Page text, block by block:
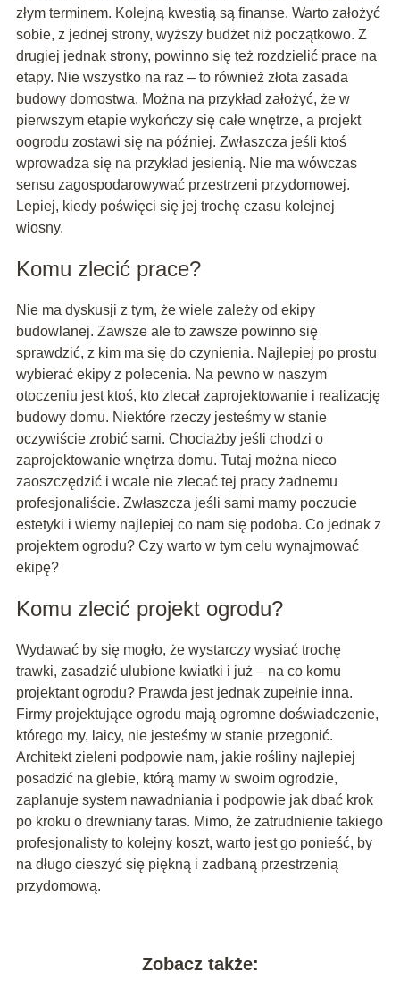
złym terminem. Kolejną kwestią są finanse. Warto założyć
sobie, z jednej strony, wyższy budżet niż początkowo. Z
drugiej jednak strony, powinno się też rozdzielić prace na
etapy. Nie wszystko na raz – to również złota zasada
budowy domostwa. Można na przykład założyć, że w
pierwszym etapie wykończy się całe wnętrze, a projekt
oogrodu zostawi się na później. Zwłaszcza jeśli ktoś
wprowadza się na przykład jesienią. Nie ma wówczas
sensu zagospodarowywać przestrzeni przydomowej.
Lepiej, kiedy poświęci się jej trochę czasu kolejnej
wiosny.
Komu zlecić prace?
Nie ma dyskusji z tym, że wiele zależy od ekipy
budowlanej. Zawsze ale to zawsze powinno się
sprawdzić, z kim ma się do czynienia. Najlepiej po prostu
wybierać ekipy z polecenia. Na pewno w naszym
otoczeniu jest ktoś, kto zlecał zaprojektowanie i realizację
budowy domu. Niektóre rzeczy jesteśmy w stanie
oczywiście zrobić sami. Chociażby jeśli chodzi o
zaprojektowanie wnętrza domu. Tutaj można nieco
zaoszczędzić i wcale nie zlecać tej pracy żadnemu
profesjonaliście. Zwłaszcza jeśli sami mamy poczucie
estetyki i wiemy najlepiej co nam się podoba. Co jednak z
projektem ogrodu? Czy warto w tym celu wynajmować
ekipę?
Komu zlecić projekt ogrodu?
Wydawać by się mogło, że wystarczy wysiać trochę
trawki, zasadzić ulubione kwiatki i już – na co komu
projektant ogrodu? Prawda jest jednak zupełnie inna.
Firmy projektujące ogrodu mają ogromne doświadczenie,
którego my, laicy, nie jesteśmy w stanie przegonić.
Architekt zieleni podpowie nam, jakie rośliny najlepiej
posadzić na glebie, którą mamy w swoim ogrodzie,
zaplanuje system nawadniania i podpowie jak dbać krok
po kroku o drewniany taras. Mimo, że zatrudnienie takiego
profesjonalisty to kolejny koszt, warto jest go ponieść, by
na długo cieszyć się piękną i zadbaną przestrzenią
przydomową.
Zobacz także: